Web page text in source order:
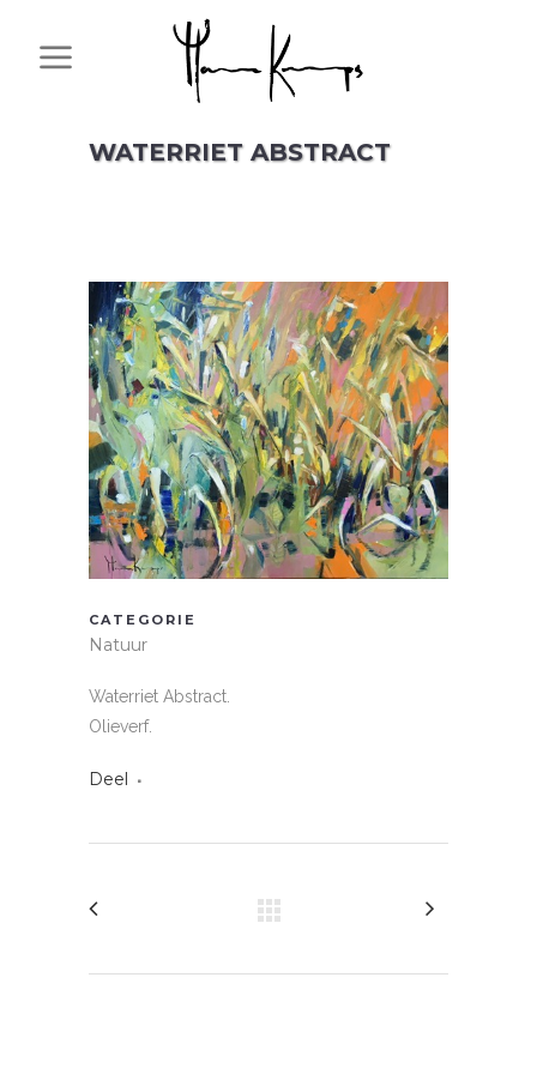
WATERRIET ABSTRACT
CATEGORIE
Natuur
Waterriet Abstract.
Olieverf.
Deel